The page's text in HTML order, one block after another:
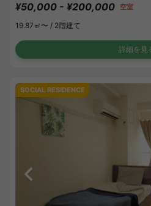
¥50,000 - ¥200,000 空室
19.87㎡〜 / 2階建て
詳細を見
SOCIAL RESIDENCE